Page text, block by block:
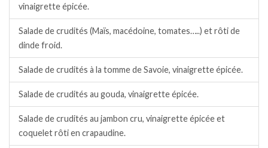
vinaigrette épicée.
Salade de crudités (Maïs, macédoine, tomates…..) et rôti de
dinde froid.
Salade de crudités à la tomme de Savoie, vinaigrette épicée.
Salade de crudités au gouda, vinaigrette épicée.
Salade de crudités au jambon cru, vinaigrette épicée et
coquelet rôti en crapaudine.